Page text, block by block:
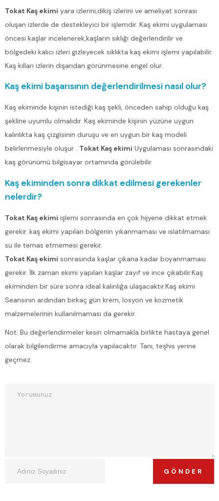
Tokat Kaş ekimi yara izlerini,dikiş izlerini ve ameliyat sonrası
oluşan izlerde de destekleyici bir işlemdir. Kaş ekimi uygulaması
öncesi kaşlar incelenerek,kaşların sıklığı değerlendirilir ve
bölgedeki kalıcı izleri gizleyecek sıklıkta kaş ekimi işlemi yapılabilir.
Kaş kılları izlerin dışarıdan görünmesine engel olur.
Kaş ekimi başarısının değerlendirilmesi nasıl olur?
Kaş ekiminde kişinin istediği kaş şekli, önceden sahip olduğu kaş
şekline uyumlu olmalıdır. Kaş ekiminde kişinin yüzüne uygun
kalınlıkta kaş çizgisinin duruşu ve en uygun bir kaş modeli
belirlenmesiyle oluşur . Tokat Kaş ekimi Uygulaması sonrasındaki
kaş görünümü bilgisayar ortamında görülebilir.
Kaş ekiminden sonra dikkat edilmesi gerekenler
nelerdir?
Tokat Kaş ekimi işlemi sonrasında en çok hijyene dikkat etmek
gerekir. kaş ekimi yapılan bölgenin yıkanmaması ve ıslatılmaması
su ile temas etmemesi gerekir.
Tokat Kaş ekimi sonrasında kaşlar çıkana kadar boyanmaması
gerekir. İlk zaman ekimi yapılan kaşlar zayıf ve ince çıkabilir.Kaş
ekiminden bir süre sonra ideal kalınlığa ulaşacaktır.Kaş ekimi
Seansının ardından birkaç gün krem, losyon ve kozmetik
malzemelerinin kullanılmaması da gerekir.
Not: Bu değerlendirmeler kesin olmamakla birlikte hastaya genel
olarak bilgilendirme amacıyla yapılacaktır. Tanı, teşhis yerine
geçmez.
GÖNDER